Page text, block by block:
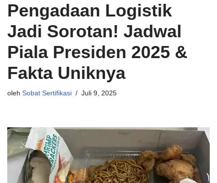
Pengadaan Logistik
Jadi Sorotan! Jadwal
Piala Presiden 2025 &
Fakta Uniknya
oleh Sobat Sertifikasi Juli 9, 2025